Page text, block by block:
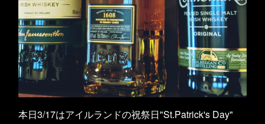
本日3/17はアイルランドの祝祭日"St.Patrick's Day"